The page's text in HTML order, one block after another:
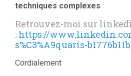
techniques complexes
Retrouvez-moi sur
: https://
s%C3%A9quaris-
Cordialement